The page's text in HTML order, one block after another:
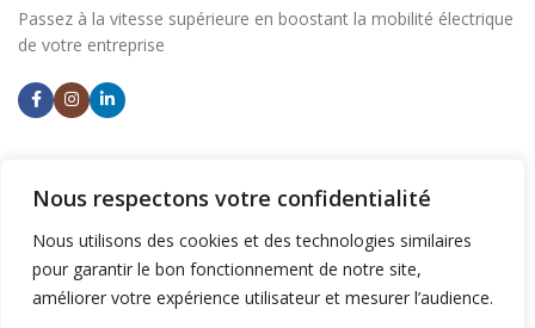
Nous respectons votre confidentialité
Nous utilisons des cookies et des technologies similaires
pour garantir le bon fonctionnement de notre site,
améliorer votre expérience utilisateur et mesurer l’audience.
Passez à la vitesse supérieure en boostant la mobilité électrique
de votre entreprise
Aix en Provence
Ventiseri (Corse)